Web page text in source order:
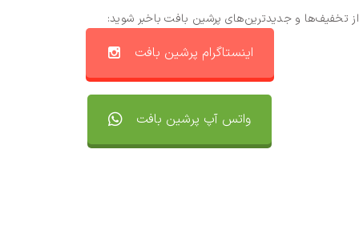
از تخفیف‌ها و جدیدترین‌های پرشین بافت باخبر شوید:
اینستاگرام پرشین بافت
واتس آپ پرشین بافت